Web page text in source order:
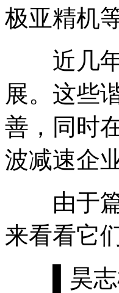
极亚精机等
近几年
展。这些
善，同时
波减速企
由于篇
来看看它
▌昊志